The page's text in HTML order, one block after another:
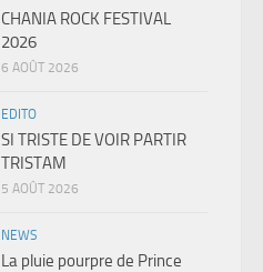
CHANIA ROCK FESTIVAL
2026
6 AOÛT 2026
EDITO
SI TRISTE DE VOIR PARTIR
TRISTAM
5 AOÛT 2026
NEWS
La pluie pourpre de Prince